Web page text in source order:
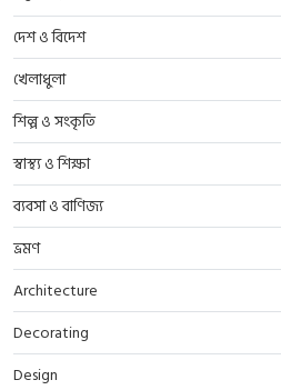
দেশ ও বিদেশ
খেলাধুলা
শিল্প ও সংকৃতি
স্বাস্থ্য ও শিক্ষা
ব্যবসা ও বাণিজ্য
ভ্রমণ
Architecture
Decorating
Design